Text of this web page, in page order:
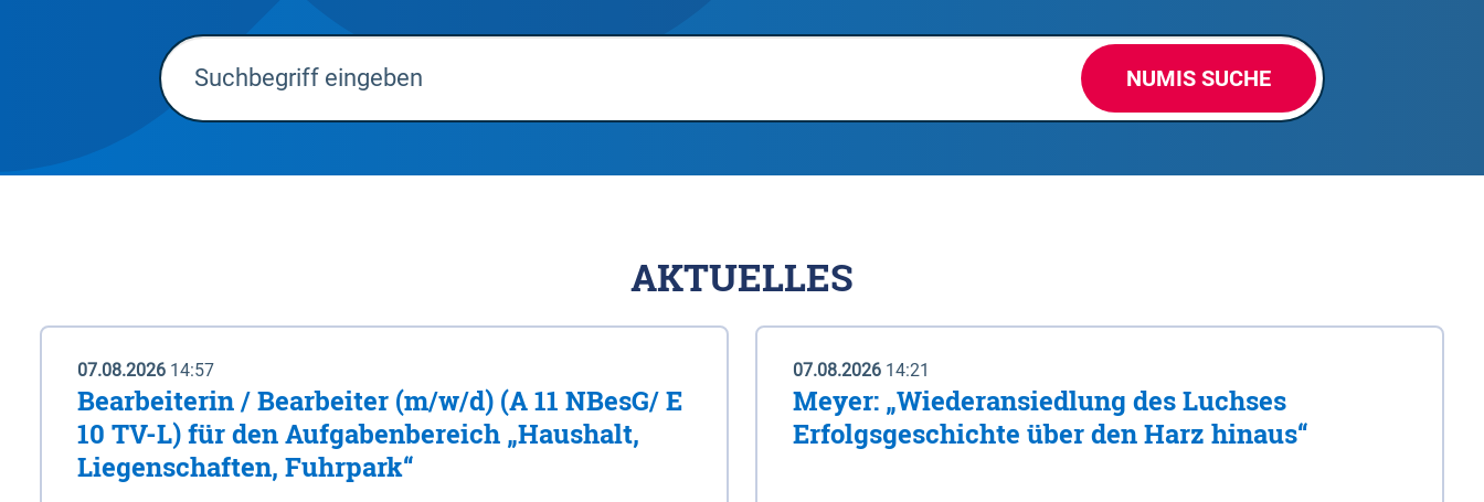
NUMIS SUCHE
AKTUELLES
07.08.2026 14:57
Bearbeiterin / Bearbeiter (m/w/d) (A 11 NBesG/ E
10 TV-L) für den Aufgabenbereich „Haushalt,
Liegenschaften, Fuhrpark“
07.08.2026 14:21
Meyer: „Wiederansiedlung des Luchses
Erfolgsgeschichte über den Harz hinaus“